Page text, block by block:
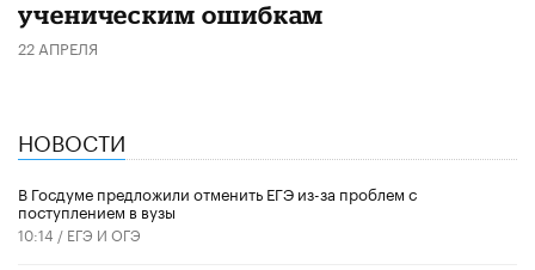
ученическим ошибкам
22 АПРЕЛЯ
НОВОСТИ
В Госдуме предложили отменить ЕГЭ из-за проблем с
поступлением в вузы
10:14 / ЕГЭ И ОГЭ